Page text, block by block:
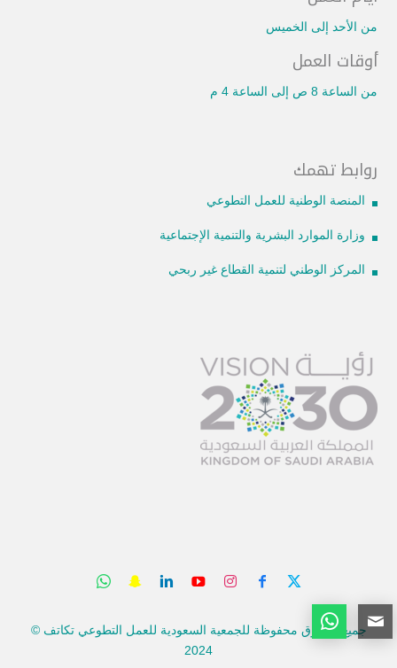
من الأحد إلى الخميس
أوقات العمل
من الساعة 8 ص إلى الساعة 4 م
روابط تهمك
المنصة الوطنية للعمل التطوعي
وزارة الموارد البشرية والتنمية الإجتماعية
المركز الوطني لتنمية القطاع غير ربحي
جميع الحقوق محفوظة للجمعية السعودية للعمل التطوعي تكاتف ©
2024